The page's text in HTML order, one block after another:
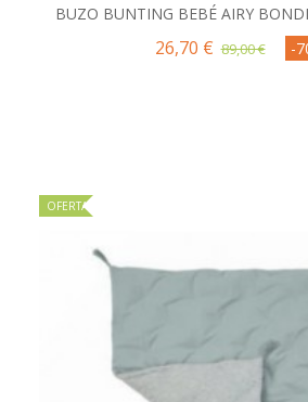
BUZO BUNTING BEBÉ AIRY
26,70 € 89,00 € -
OFERTA